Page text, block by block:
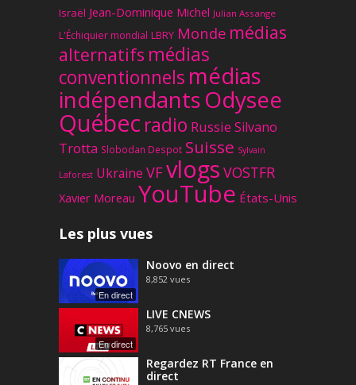
Israël Jean-Dominique Michel Julian Assange
L'Échiquier mondial LBRY Monde médias
alternatifs médias
conventionnels médias
indépendantsOdysee
Québec radio Russie Silvano
Trotta Slobodan Despot Suisse Sylvain
Laforest Ukraine VFvlogs VOSTFR
Xavier Moreau YouTube États-Unis
Les plus vues
En direct
Noovo en direct
8,852 vues
En direct
LIVE CNEWS
8,765 vues
Regardez RT France en
direct